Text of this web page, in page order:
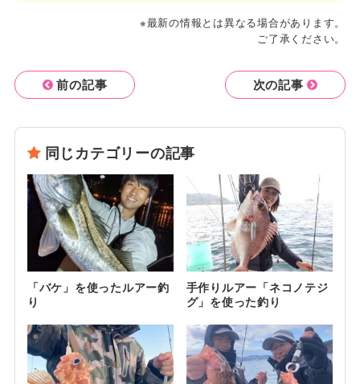
※最新の情報とは異なる場合があります。
ご了承ください。
前の記事 次の記事
同じカテゴリーの記事
「バケ」を使ったルアー釣
り
手作りルアー「ネコノテジ
グ」を使った釣り